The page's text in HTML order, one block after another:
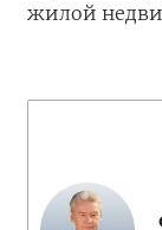
жилой